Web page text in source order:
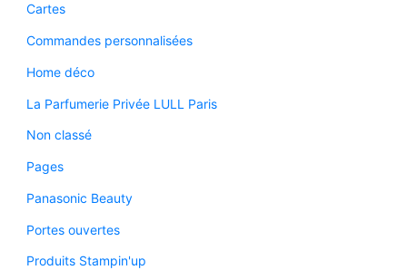
Cartes
Commandes personnalisées
Home déco
La Parfumerie Privée LULL Paris
Non classé
Pages
Panasonic Beauty
Portes ouvertes
Produits Stampin'up